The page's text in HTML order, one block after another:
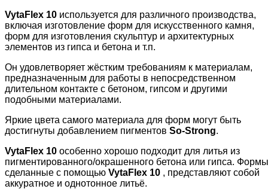
VytaFlex 10 используется для различного производства,
включая изготовление форм для искусственного камня,
форм для изготовления скульптур и архитектурных
элементов из гипса и бетона и т.п.
Он удовлетворяет жёстким требованиям к материалам,
предназначенным для работы в непосредственном
длительном контакте с бетоном, гипсом и другими
подобными материалами.
Яркие цвета самого материала для форм могут быть
достигнуты добавлением пигментов So-Strong.
VytaFlex 10 особенно хорошо подходит для литья из
пигментированного/окрашенного бетона или гипса.
сделанные с помощью VytaFlex 10 , представляют собой
аккуратное и однотонное литьё.